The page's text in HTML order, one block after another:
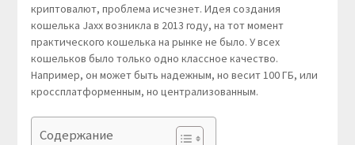
криптовалют, проблема исчезнет. Идея создания
кошелька Jaxx возникла в 2013 году, на тот момент
практического кошелька на рынке не было. У всех
кошельков было только одно классное качество.
Например, он может быть надежным, но весит 100 ГБ, или
кроссплатформенным, но централизованным.
Содержание